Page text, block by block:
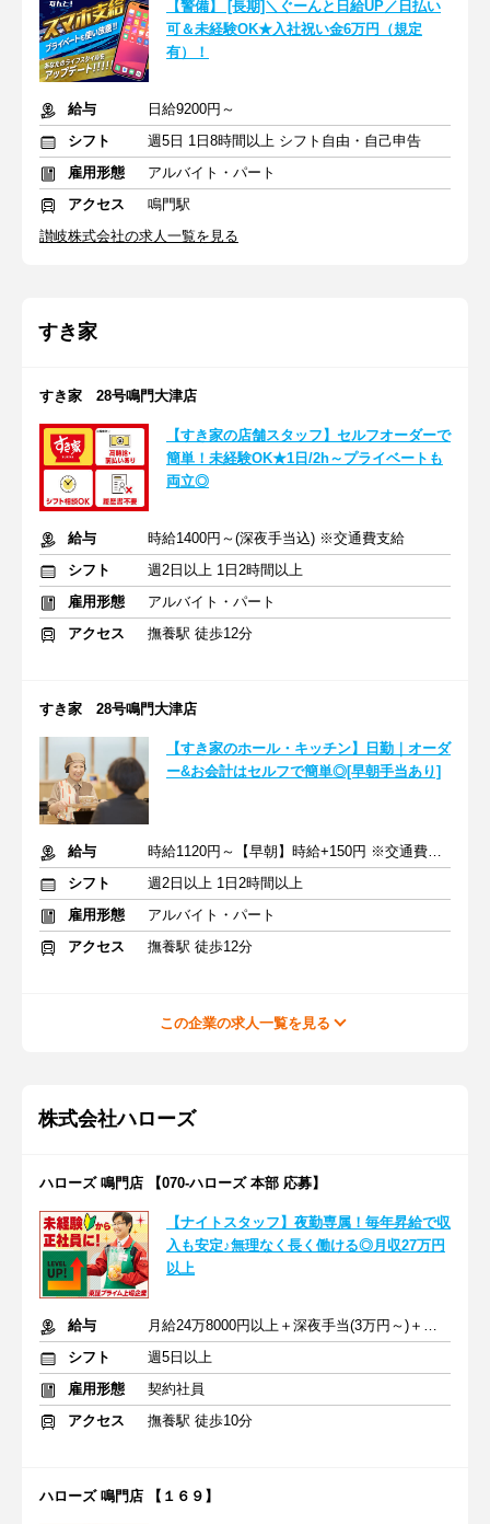
【警備】 [長期]＼ぐーんと日給UP／日払い
可＆未経験OK★入社祝い金6万円（規定
有）！
給与
日給9200円～
シフト
週5日 1日8時間以上 シフト自由・自己申告
雇用形態
アルバイト・パート
アクセス
鳴門駅
讃岐株式会社の求人一覧を見る
すき家
すき家 28号鳴門大津店
【すき家の店舗スタッフ】セルフオーダーで
簡単！未経験OK★1日/2h～プライベートも
両立◎
給与
時給1400円～(深夜手当込) ※交通費支給
シフト
週2日以上 1日2時間以上
雇用形態
アルバイト・パート
アクセス
撫養駅 徒歩12分
すき家 28号鳴門大津店
【すき家のホール・キッチン】日勤｜オーダ
ー&お会計はセルフで簡単◎[早朝手当あり]
給与
時給1120円～【早朝】時給+150円 ※交通費支給
シフト
週2日以上 1日2時間以上
雇用形態
アルバイト・パート
アクセス
撫養駅 徒歩12分
この企業の求人一覧を見る
株式会社ハローズ
ハローズ 鳴門店 【070-ハローズ 本部 応募】
【ナイトスタッフ】夜勤専属！毎年昇給で収
入も安定♪無理なく長く働ける◎月収27万円
以上
給与
月給24万8000円以上＋深夜手当(3万円～)＋交通費
シフト
週5日以上
雇用形態
契約社員
アクセス
撫養駅 徒歩10分
ハローズ 鳴門店 【１６９】